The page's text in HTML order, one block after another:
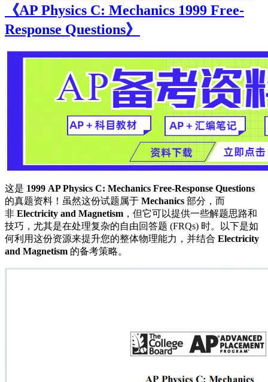
《AP Physics C: Mechanics 1999 Free-
Response Questions》
这是 1999 AP Physics C: Mechanics Free-Response Questions
的真题资料！虽然这份试题属于 Mechanics 部分，而
非 Electricity and Magnetism ，但它可以提供一些解题思路和
技巧，尤其是在处理复杂的自由回答题 (FRQs) 时。以下是如
何利用这份资源来提升您的整体物理能力，并结合 Electricity
and Magnetism 的备考策略。